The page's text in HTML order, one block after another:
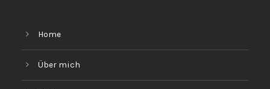
Home
Über mich